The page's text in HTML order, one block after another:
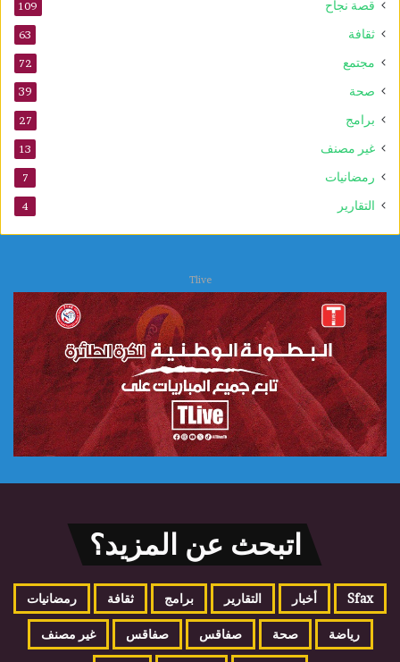
قصة نجاح 109
ثقافة 63
مجتمع 72
صحة 39
برامج 27
غير مصنف 13
رمضانيات 7
التقارير 4
Tlive
اتبحث عن المزيد؟
Sfax أخبار التقارير برامج ثقافة رمضانيات
رياضة صحة صفاقس صفاقس غير مصنف